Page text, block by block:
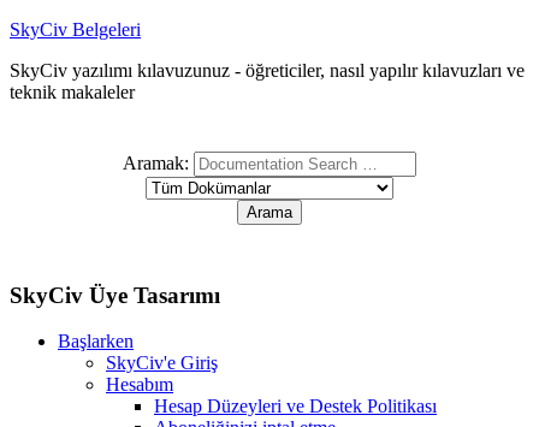
SkyCiv Belgeleri
SkyCiv yazılımı kılavuzunuz - öğreticiler, nasıl yapılır kılavuzları ve
teknik makaleler
Aramak:
SkyCiv Üye Tasarımı
Başlarken
SkyCiv'e Giriş
Hesabım
Hesap Düzeyleri ve Destek Politikası